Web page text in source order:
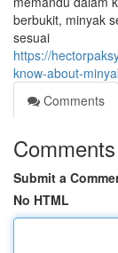
berbukit, minyak
sesuai
https://
know-about-
Comments
Comments
Submit a
No HTML